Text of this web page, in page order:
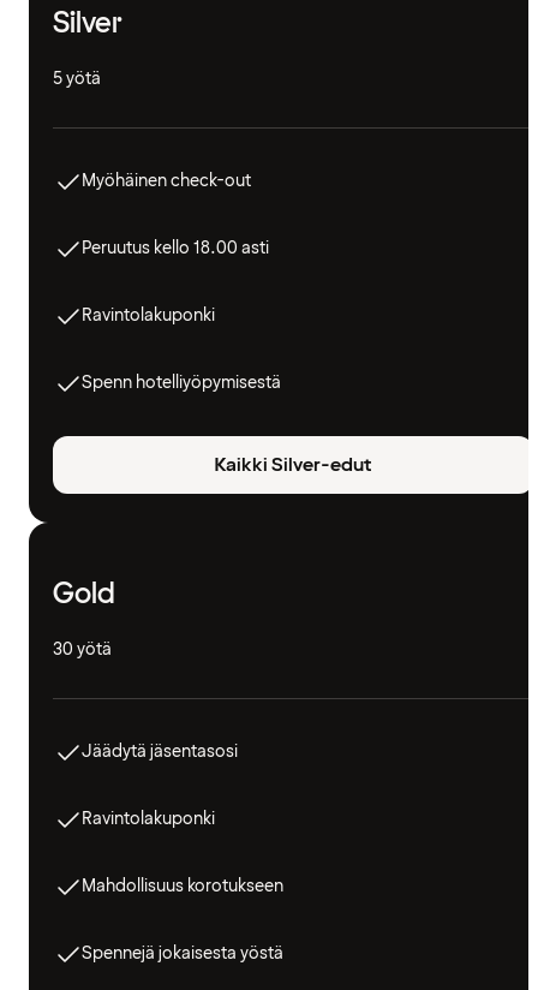
Silver
5 yötä
Myöhäinen check-out
Peruutus kello 18.00 asti
Ravintolakuponki
Spenn hotelliyöpymisestä
Kaikki Silver-edut
Gold
30 yötä
Jäädytä jäsentasosi
Ravintolakuponki
Mahdollisuus korotukseen
Spennejä jokaisesta yöstä